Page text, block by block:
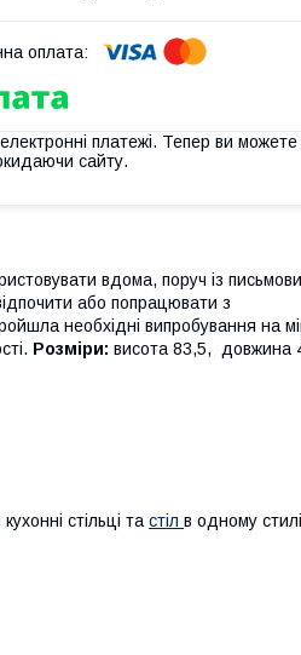
платежі. Тепер ви можете
сайту.
вдома, поруч із
або попрацювати з
необхідні випробування на
Розміри: висота 83,5, довжина
стільці та стіл в одному